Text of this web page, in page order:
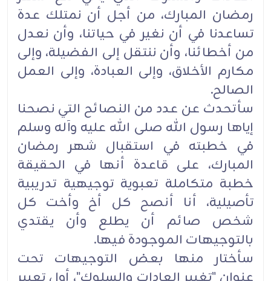
رمضان المبارك، من أجل أن نمتلك عدة
تساعدنا في أن نغير في حياتنا، وأن نعدل
من أخطائنا، وأن ننتقل إلى الفضيلة، وإلى
مكارم الأخلاق، وإلى العبادة، وإلى العمل
الصالح.
سأتحدث عن عدد من النصائح التي نصحنا
إياها رسول الله صلى الله عليه وآله وسلم
في خطبته في استقبال شهر رمضان
المبارك، على قاعدة أنها في الحقيقة
خطبة متكاملة تعبوية توجيهية تدريبية
تأصيلية، أنا أنصح كل أخ وأخت كل
شخص صائم أن يطلع وأن يقتدي
بالتوجيهات الموجودة فيها.
سأختار منها بعض التوجيهات تحت